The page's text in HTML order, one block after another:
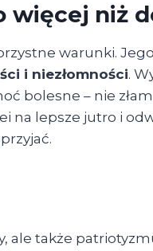
więcej niż
warunki.
i niezłomności.
bolesne – nie
na lepsze jutro i
ale także